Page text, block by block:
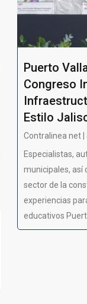
Puerto
Congreso
Estilo
Contralinea net |
Especialistas,
municipales, así
sector de la
experiencias
educativos